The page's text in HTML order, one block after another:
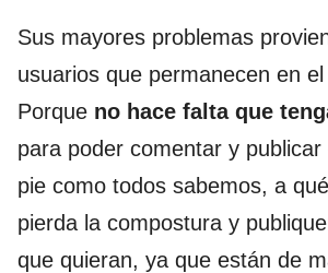
Sus mayores problemas
usuarios que permanecen en
Porque no hace falta que
para poder comentar y
pie como todos sabemos, a
pierda la compostura y
que quieran, ya que están de